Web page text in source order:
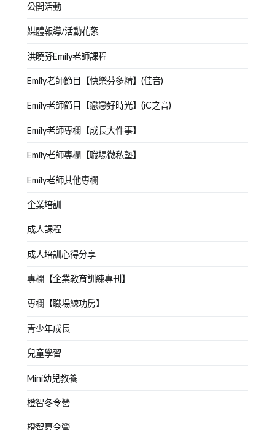
公開活動
媒體報導/活動花絮
洪曉芬Emily老師課程
Emily老師節目【快樂芬多精】(佳音)
Emily老師節目【戀戀好時光】(iC之音)
Emily老師專欄【成長大件事】
Emily老師專欄【職場微私塾】
Emily老師其他專欄
企業培訓
成人課程
成人培訓心得分享
專欄【企業教育訓練專刊】
專欄【職場練功房】
青少年成長
兒童學習
Mini幼兒教養
橙智冬令營
橙智夏令營